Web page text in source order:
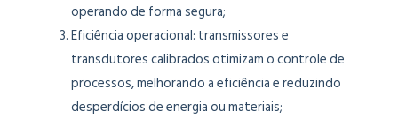
operando de forma segura;
Eficiência operacional: transmissores e
transdutores calibrados otimizam o controle de
processos, melhorando a eficiência e reduzindo
desperdícios de energia ou materiais;